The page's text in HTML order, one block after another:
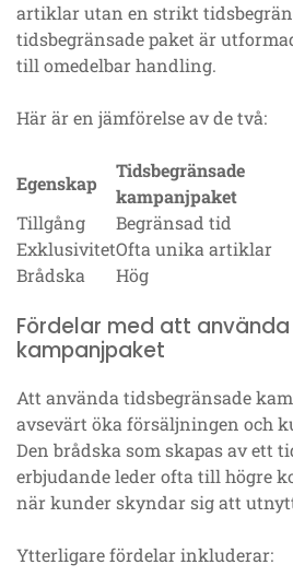
artiklar utan en strikt
tidsbegränsade paket är
till omedelbar handling.
Här är en jämförelse av de två:
Egenskap
Tidsbegränsade
kampanjpaket
Tillgång
Begränsad tid
ExklusivitetOfta unika artiklar
Brådska
Hög
Fördelar med att
kampanjpaket
Att använda tidsbegränsade
avsevärt öka försäljningen och
Den brådska som skapas av ett
erbjudande leder ofta till högre
när kunder skyndar sig att
Ytterligare fördelar inkluderar: